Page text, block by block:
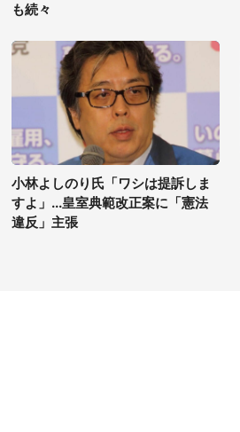
も続々
小林よしのり氏「ワシは提訴しま
すよ」...皇室典範改正案に「憲法
違反」主張